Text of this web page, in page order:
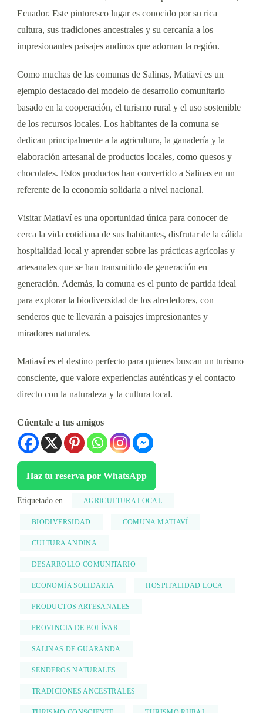
Ecuador. Este pintoresco lugar es conocido por su rica
cultura, sus tradiciones ancestrales y su cercanía a los
impresionantes paisajes andinos que adornan la región.
Como muchas de las comunas de Salinas, Matiaví es un
ejemplo destacado del modelo de desarrollo comunitario
basado en la cooperación, el turismo rural y el uso sostenible
de los recursos locales. Los habitantes de la comuna se
dedican principalmente a la agricultura, la ganadería y la
elaboración artesanal de productos locales, como quesos y
chocolates. Estos productos han convertido a Salinas en un
referente de la economía solidaria a nivel nacional.
Visitar Matiaví es una oportunidad única para conocer de
cerca la vida cotidiana de sus habitantes, disfrutar de la cálida
hospitalidad local y aprender sobre las prácticas agrícolas y
artesanales que se han transmitido de generación en
generación. Además, la comuna es el punto de partida ideal
para explorar la biodiversidad de los alrededores, con
senderos que te llevarán a paisajes impresionantes y
miradores naturales.
Matiaví es el destino perfecto para quienes buscan un turismo
consciente, que valore experiencias auténticas y el contacto
directo con la naturaleza y la cultura local.
Cúentale a tus amigos
Haz tu reserva por WhatsApp
Etiquetado en AGRICULTURA LOCAL
BIODIVERSIDAD COMUNA MATIAVÍ
CULTURA ANDINA
DESARROLLO COMUNITARIO
ECONOMÍA SOLIDARIA HOSPITALIDAD LOCA
PRODUCTOS ARTESANALES
PROVINCIA DE BOLÍVAR
SALINAS DE GUARANDA
SENDEROS NATURALES
TRADICIONES ANCESTRALES